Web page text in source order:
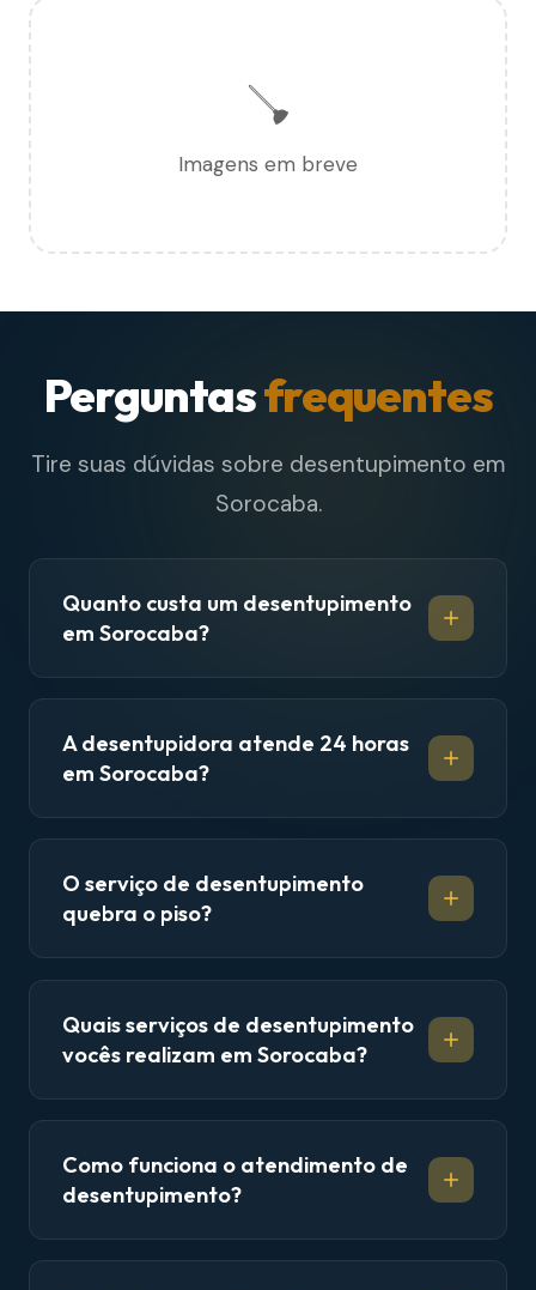
🪠
Imagens em breve
Perguntasfrequentes
Tire suas dúvidas sobre desentupimento em
Sorocaba.
Quanto custa um desentupimento
em Sorocaba?
A desentupidora atende 24 horas
em Sorocaba?
O serviço de desentupimento
quebra o piso?
Quais serviços de desentupimento
vocês realizam em Sorocaba?
Como funciona o atendimento de
desentupimento?